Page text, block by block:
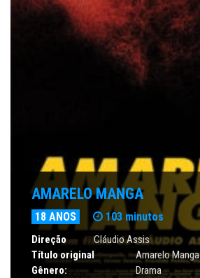
AMARELO MANGA
18 ANOS 103 minutos
Direção
Cláudio Assis
Título original
Amarelo Manga
Gênero:
Drama